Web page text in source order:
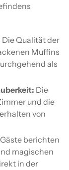
Die Qualität der
Muffins
als
Die
und die
von
berichten
magischen
in der